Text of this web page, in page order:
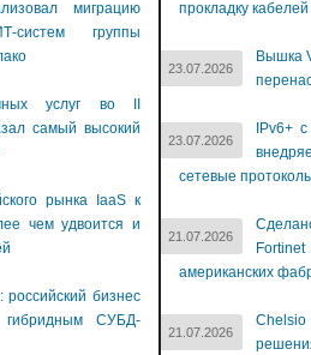
миграцию
систем группы
услуг во II
самый высокий
рынка IaaS к
чем удвоится и
российский бизнес
гибридным СУБД-
прокладку
23.07.2026
Вышка
23.07.2026
IPv6+
сетевые
21.07.2026
Fortinet
американских
21.07.2026